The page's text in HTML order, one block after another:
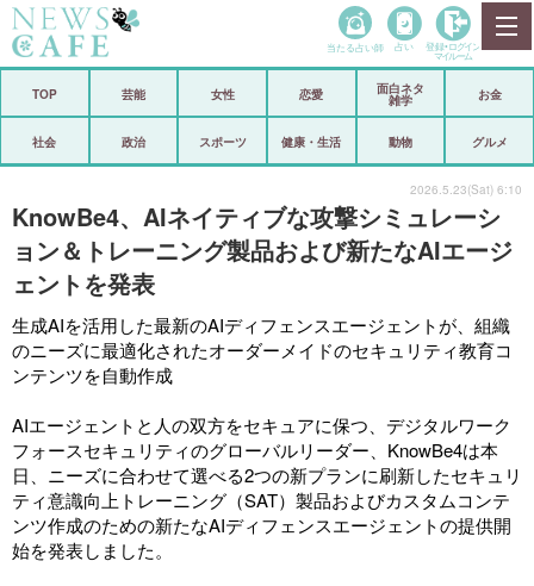
政治
芸能 スポーツ
恋愛
コメントポスト アリ／ナシ
リリース
登録・ログイン/マイルーム
当たる占い師 占い 登録• ログイン
マイルーム
TOP 芸能 女性 恋愛
面白ネタ
雑学
お金
社会 政治 スポーツ 健康・生活 動物 グルメ
KnowBe4、AIネイティブな攻撃シミュレーシ
ョン＆トレーニング製品および新たなAIエージ
ェントを発表
2026.5.23(Sat) 6:10
生成AIを活用した最新のAIディフェンスエージェントが、組織
のニーズに最適化されたオーダーメイドのセキュリティ教育コ
ンテンツを自動作成
AIエージェントと人の双方をセキュアに保つ、デジタルワーク
フォースセキュリティのグローバルリーダー、 KnowBe4は本
日、ニーズに合わせて選べる2つの新プランに刷新したセキュリ
ティ意識向上トレーニング（SAT）製品およびカスタムコンテ
ンツ作成のための新たなAIディフェンスエージェントの提供開
始を発表しました。